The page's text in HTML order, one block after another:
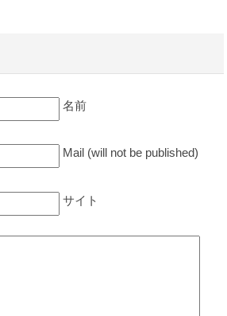
名前
Mail (will not be published)
サイト